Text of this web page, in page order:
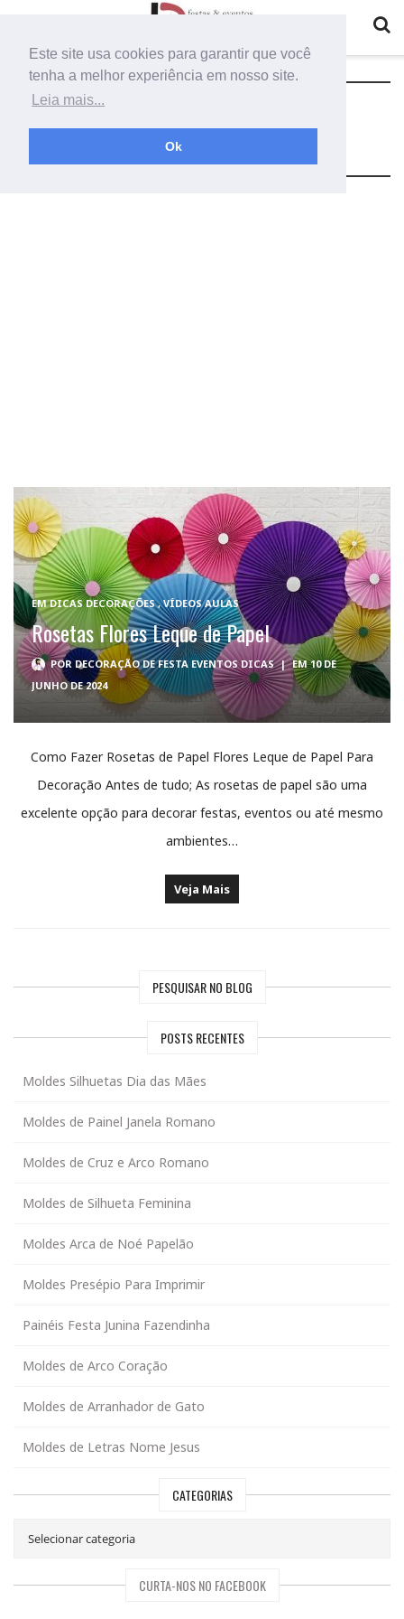
Este site usa cookies para garantir que você
tenha a melhor experiência em nosso site.
Leia mais...
Ok
Tag:rosetas fioratas de papel colo
sete flores de papel
EMDICAS DECORAÇÕES,VÍDEOS AULAS
Rosetas Flores Leque de Papel
PORDECORAÇÃO DE FESTA EVENTOS DICAS | EM 10 DE
JUNHO DE 2024
Como Fazer Rosetas de Papel Flores Leque de Papel Para
Decoração Antes de tudo; As rosetas de papel são uma
excelente opção para decorar festas, eventos ou até mesmo
ambientes…
Veja Mais
PESQUISAR NO BLOG
POSTS RECENTES
Moldes Silhuetas Dia das Mães
Moldes de Painel Janela Romano
Moldes de Cruz e Arco Romano
Moldes de Silhueta Feminina
Moldes Arca de Noé Papelão
Moldes Presépio Para Imprimir
Painéis Festa Junina Fazendinha
Moldes de Arco Coração
Moldes de Arranhador de Gato
Moldes de Letras Nome Jesus
CATEGORIAS
CURTA-NOS NO FACEBOOK